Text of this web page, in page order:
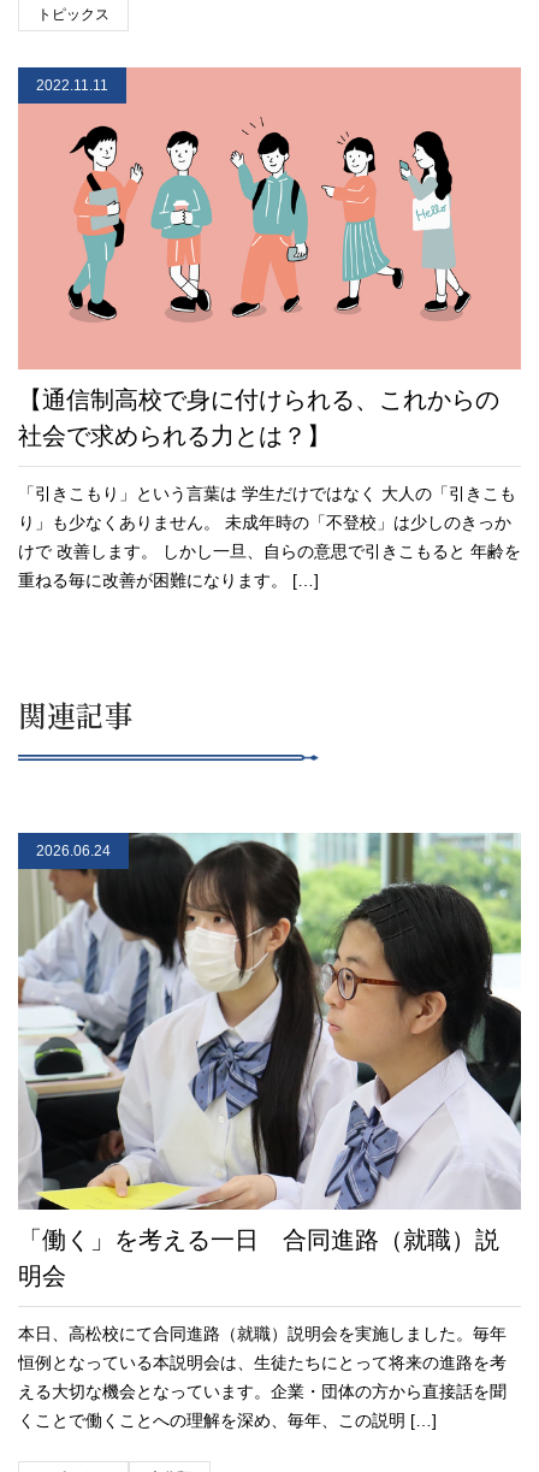
トピックス
2022.11.11
【通信制高校で身に付けられる、これからの
社会で求められる力とは？】
「引きこもり」という言葉は 学生だけではなく 大人の「引きこも
り」も少なくありません。 未成年時の「不登校」は少しのきっか
けで 改善します。 しかし一旦、自らの意思で引きこもると 年齢を
重ねる毎に改善が困難になります。 […]
関連記事
2026.06.24
「働く」を考える一日 合同進路（就職）説
明会
本日、高松校にて合同進路（就職）説明会を実施しました。毎年
恒例となっている本説明会は、生徒たちにとって将来の進路を考
える大切な機会となっています。企業・団体の方から直接話を聞
くことで働くことへの理解を深め、毎年、この説明 […]